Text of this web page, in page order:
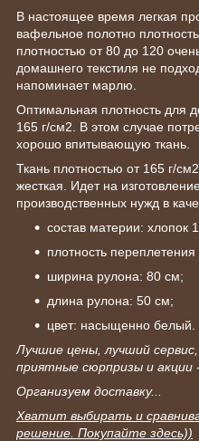
В настоящее время легкая
вафельное полотно
плотностью от 80 до 120
домашнего текстиля не
напоминает марлю.
Оптимальная плотность для
165 г/см2 . В этом случае
хорошо впитывающую ткань.
Ткань плотностью от 165 г/см2
жесткая. Идет на
производственных нужд в
состав материи: хлопок
плотность
ширина рулона: 80 см;
длина рулона: 50 см;
цвет: насыщенно белый.
Лучшие цены, лучший
приятные сюрпризы и акции
Организуем доставку...
Хватит выбирать и
решение. Покупайте здесь))